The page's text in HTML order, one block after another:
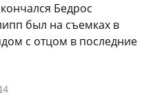
Бедрос
был на съемках в
с отцом в последние